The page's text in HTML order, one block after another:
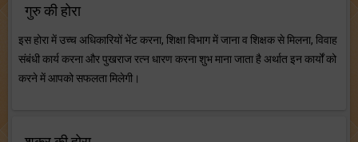
गुरु की होरा
इस होरा में उच्च अधिकारियों भेंट करना, शिक्षा विभाग में जाना व शिक्षक से मिलना, विवाह
संबंधी कार्य करना और पुखराज रत्न धारण करना शुभ माना जाता है अर्थात इन कार्यों को
करने में आपको सफलता मिलेगी।